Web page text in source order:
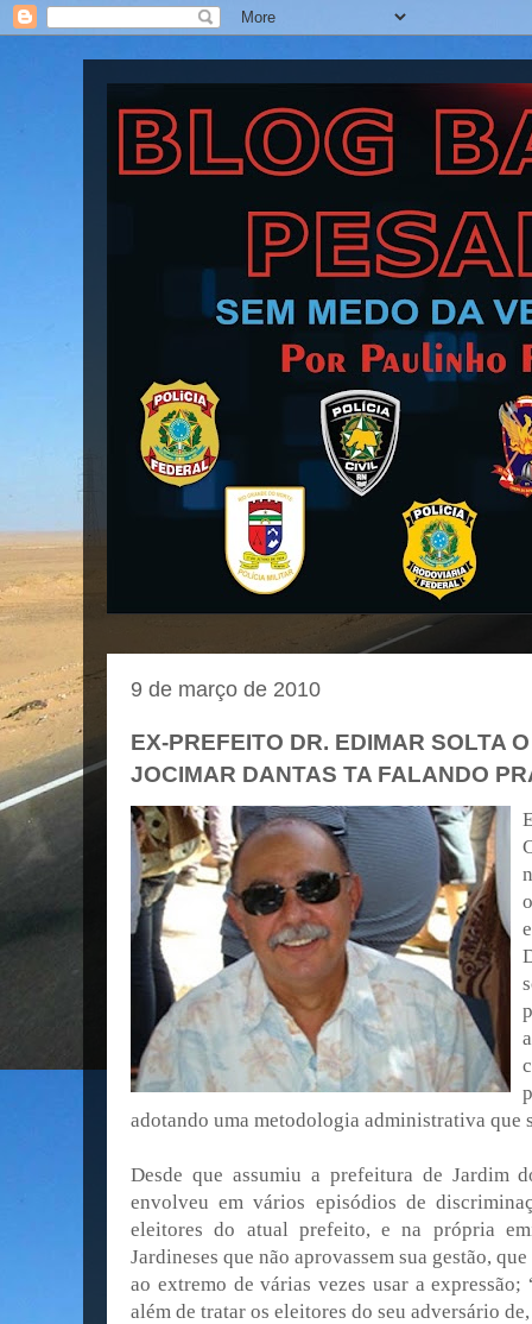
Blog Barra Pesada
9 de março de 2010
EX-PREFEITO DR. EDIMAR SOLTA
JOCIMAR DANTAS TA FALANDO
adotando uma metodologia administrativa
Desde que assumiu a prefeitura de Jardim
envolveu em vários episódios de
eleitores do atual prefeito, e na própria
Jardineses que não aprovassem sua gestão,
ao extremo de várias vezes usar a expressão;
além de tratar os eleitores do seu adversário